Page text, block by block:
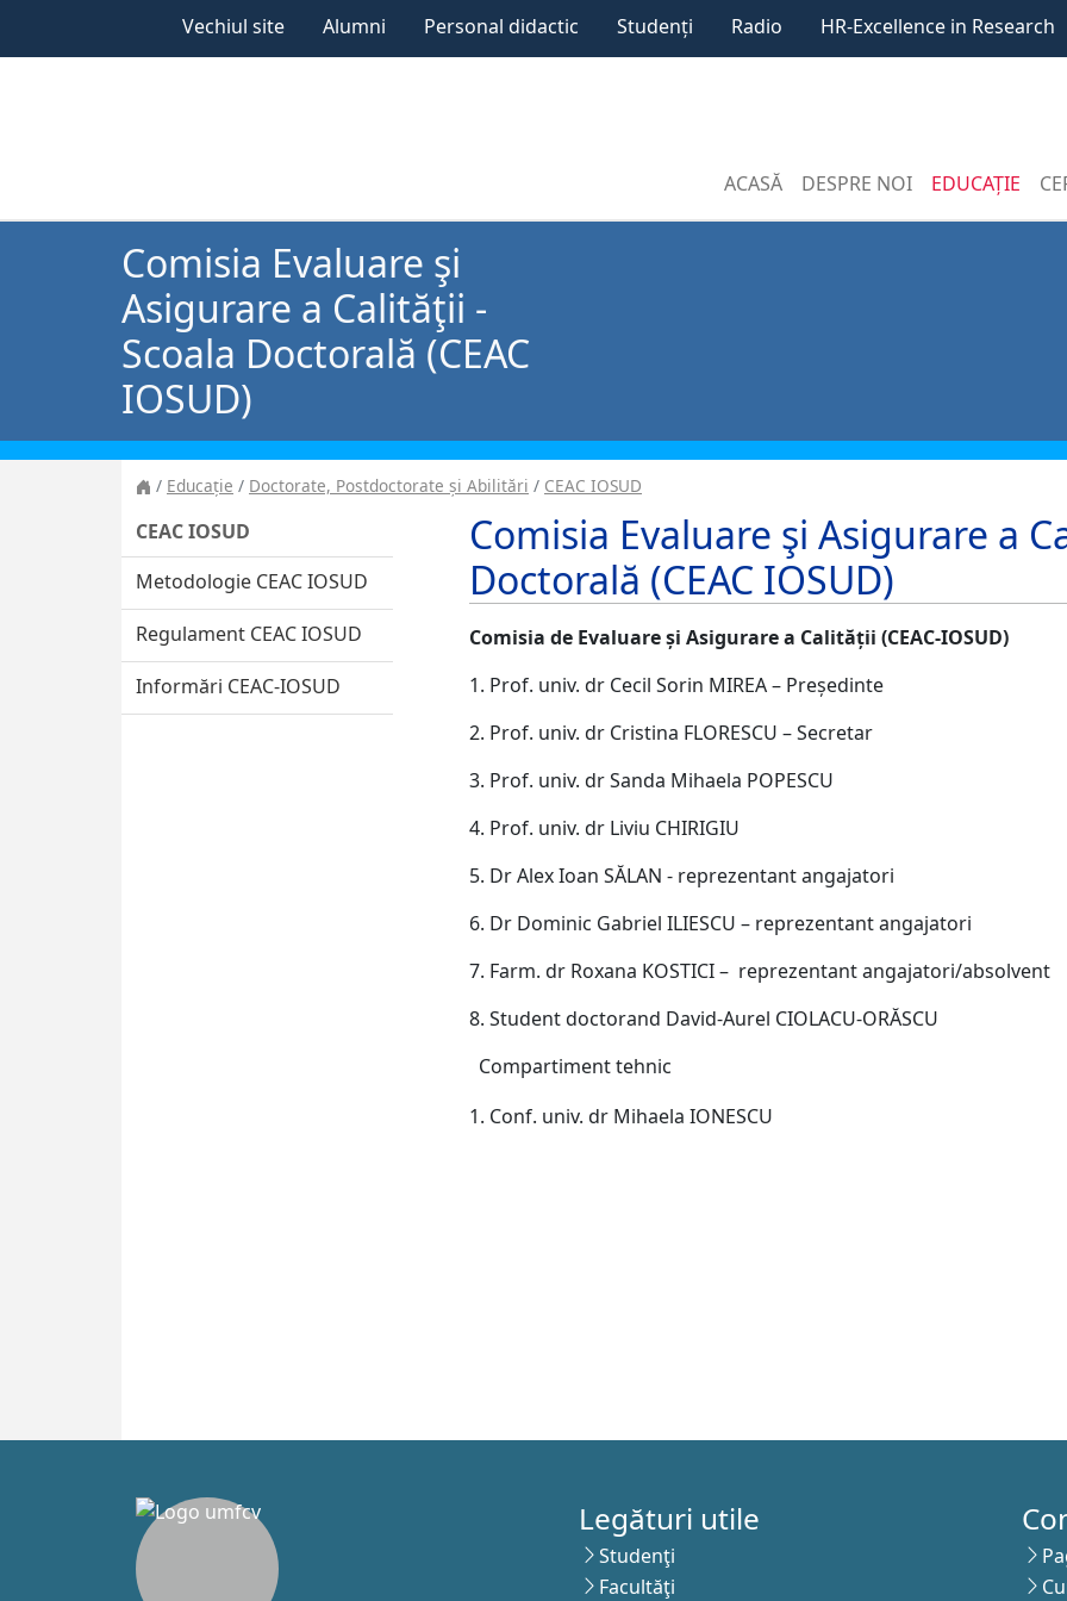
Vechiul site Alumni Personal didactic Studenți Radio HR-Excellence in Research
ACASĂ DESPRE NOI EDUCAȚIE
Comisia Evaluare şi
Asigurare a Calităţii -
Scoala Doctorală (CEAC
IOSUD)
Educație Doctorate, Postdoctorate și Abilitări CEAC IOSUD
CEAC IOSUD
Metodologie CEAC IOSUD
Regulament CEAC IOSUD
Informări CEAC-IOSUD
Comisia Evaluare şi Asigurare a
Doctorală (CEAC IOSUD)
Comisia de Evaluare şi Asigurare a Calităţii (CEAC-IOSUD)
1. Prof. univ. dr Cecil Sorin MIREA –
2. Prof. univ. dr Cristina FLORESCU –
3. Prof. univ. dr Sanda Mihaela POPESCU
4. Prof. univ. dr Liviu CHIRIGIU
5. Dr Alex Ioan SĂLAN - reprezentant angajatori
6. Dr Dominic Gabriel ILIESCU – reprezentant angajatori
7. Farm. dr Roxana KOSTICI – reprezentant angajatori/absolvent
8. Student doctorand David-Aurel CIOLACU-ORĂSCU
Compartiment tehnic
1. Conf. univ. dr Mihaela IONESCU
Legături utile
Studenţi
Facultăţi